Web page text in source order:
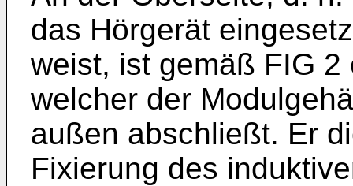
das Hörgerät
weist, ist gemäß FIG
welcher der
außen abschließt. Er
Fixierung des